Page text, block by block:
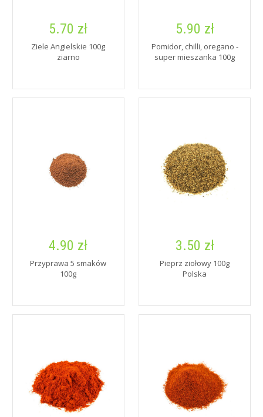
5.70 zł
Ziele Angielskie 100g
ziarno
5.90 zł
Pomidor, chilli, oregano -
super mieszanka 100g
4.90 zł
Przyprawa 5 smaków
100g
3.50 zł
Pieprz ziołowy 100g
Polska